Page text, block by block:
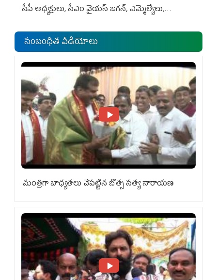
సీపీ అధ్య‌క్షులు, సీఎం వైయ‌స్ జ‌గ‌న్, ఎమ్మెల్యేలు,
సంబంధిత వీడియోలు
మంత్రిగా బాధ్యతలు చేపట్టిన బొత్స సత్య నారాయణ